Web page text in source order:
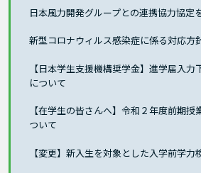
日本風力開発グループとの連携協力協定
新型コロナウィルス感染症に係る対応方
【日本学生支援機構奨学金】進学届入力
について
【在学生の皆さんへ】令和２年度前期授
ついて
【変更】新入生を対象とした入学前学力